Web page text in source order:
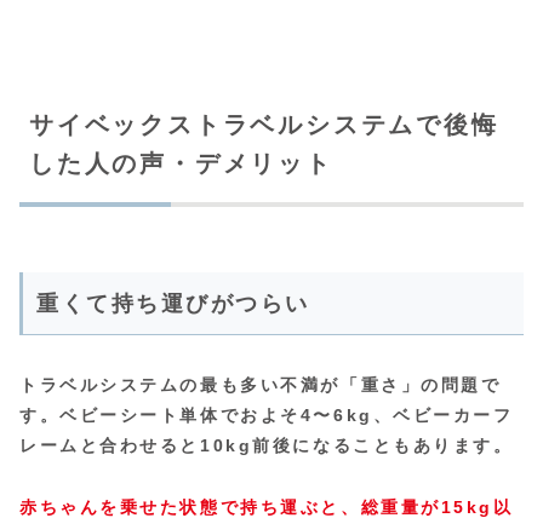
サイベックストラベルシステムで後悔
した人の声・デメリット
重くて持ち運びがつらい
トラベルシステムの最も多い不満が「重さ」の問題で
す。ベビーシート単体でおよそ4〜6kg、ベビーカーフ
レームと合わせると10kg前後になることもあります。
赤ちゃんを乗せた状態で持ち運ぶと、総重量が15kg以